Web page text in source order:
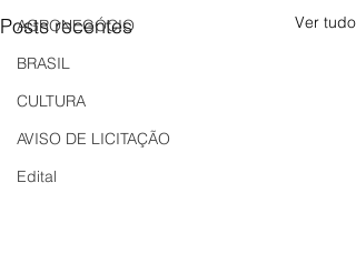
AGRONEGÓCIO
BRASIL
CULTURA
AVISO DE LICITAÇÃO
Edital
Posts recentes Ver tudo